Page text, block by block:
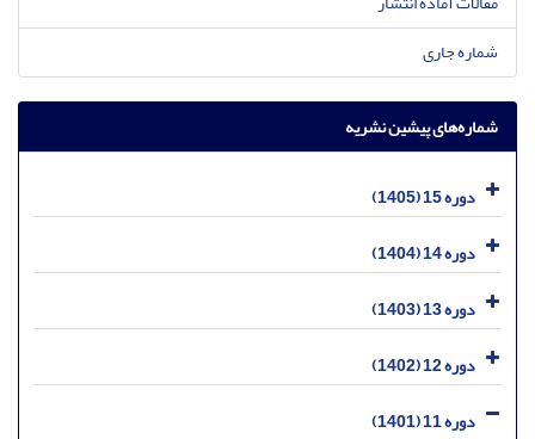
شماره جاری
شماره‌های پیشین نشریه
دوره 15 (1405)
دوره 14 (1404)
دوره 13 (1403)
دوره 12 (1402)
دوره 11 (1401)